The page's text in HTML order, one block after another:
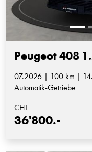
Peugeot 408
07.2026 | 100 km |
Automatik-Getriebe
CHF
36'800.-